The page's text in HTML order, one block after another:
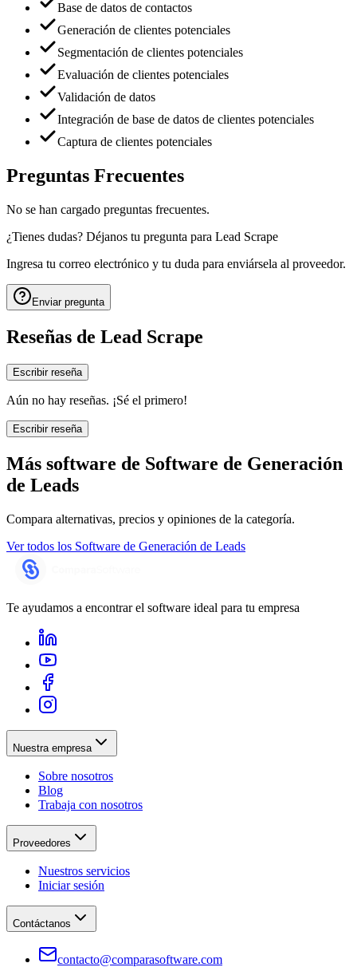
Base de datos de contactos
Generación de clientes potenciales
Segmentación de clientes potenciales
Evaluación de clientes potenciales
Validación de datos
Integración de base de datos de clientes potenciales
Captura de clientes potenciales
Preguntas Frecuentes
No se han cargado preguntas frecuentes.
¿Tienes dudas? Déjanos tu pregunta para Lead Scrape
Ingresa tu correo electrónico y tu duda para enviársela al proveedor.
Enviar pregunta
Reseñas de Lead Scrape
Escribir reseña
Aún no hay reseñas. ¡Sé el primero!
Escribir reseña
Más software de Software de Generación
de Leads
Compara alternativas, precios y opiniones de la categoría.
Ver todos los Software de Generación de Leads
Te ayudamos a encontrar el software ideal para tu empresa
Nuestra empresa
Sobre nosotros
Blog
Trabaja con nosotros
Proveedores
Nuestros servicios
Iniciar sesión
Contáctanos
contacto@comparasoftware.com